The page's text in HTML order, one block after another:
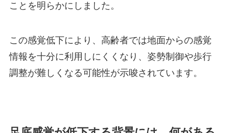
ことを明らかにしました。
この感覚低下により、高齢者では地面からの感覚
情報を十分に利用しにくくなり、姿勢制御や歩行
調整が難しくなる可能性が示唆されています。